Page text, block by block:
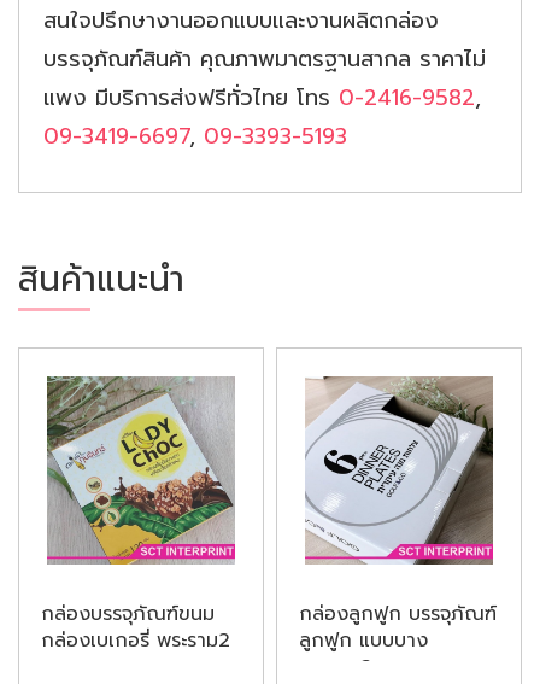
สนใจปรึกษางานออกแบบและงานผลิตกล่อง
บรรจุภัณฑ์สินค้า คุณภาพมาตรฐานสากล ราคาไม่
แพง มีบริการส่งฟรีทั่วไทย โทร 0-2416-9582,
09-3419-6697, 09-3393-5193
สินค้าแนะนำ
กล่องบรรจุภัณฑ์ขนม
กล่องเบเกอรี่ พระราม2
กล่องลูกฟูก บรรจุภัณฑ์
ลูกฟูก แบบบาง
พระราม2 บ...